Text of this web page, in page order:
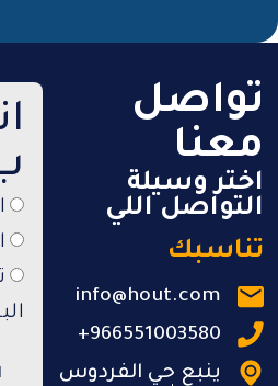
تواصل
معنا
اختر وسيلة
التواصل اللي
تناسبك
info@hout.com
966551003580+
ينبع حي الفردوس